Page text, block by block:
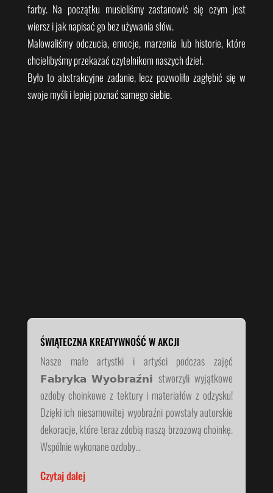
farby. Na początku musieliśmy zastanowić się czym jest
wiersz i jak napisać go bez używania słów.
Malowaliśmy odczucia, emocje, marzenia lub historie, które
chcielibyśmy przekazać czytelnikom naszych dzieł.
Było to abstrakcyjne zadanie, lecz pozwoliło zagłębić się w
swoje myśli i lepiej poznać samego siebie.
ŚWIĄTECZNA KREATYWNOŚĆ W AKCJI
Nasze małe artystki i artyści podczas zajęć
𝗙𝗮𝗯𝗿𝘆𝗸𝗮 𝗪𝘆𝗼𝗯𝗿𝗮𝘇́𝗻𝗶 stworzyli wyjątkowe
ozdoby choinkowe z tektury i materiałów z odzysku!
Dzięki ich niesamowitej wyobraźni powstały autorskie
dekoracje, które teraz zdobią naszą brzozową choinkę.
Wspólnie wykonane ozdoby...
Czytaj dalej